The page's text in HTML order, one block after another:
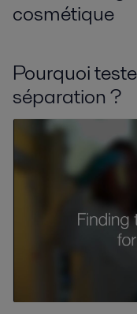
cosmétique
Pourquoi
séparation ?